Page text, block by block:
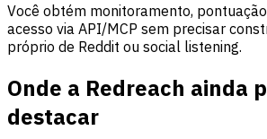
Você obtém monitoramento,
acesso via API/MCP sem precisar
próprio de Reddit ou social listening.
Onde a Redreach ainda
destacar